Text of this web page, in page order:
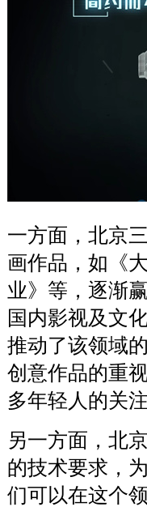
一方面，北京
画作品，如《
业》等，逐渐
国内影视及文
推动了该领域
创意作品的重
多年轻人的关
另一方面，北
的技术要求，
们可以在这个